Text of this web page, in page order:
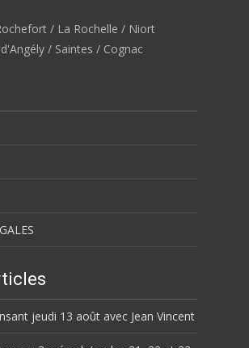
/ La Rochelle / Niort
/ Saintes / Cognac
jeudi 13 août avec Jean Vincent